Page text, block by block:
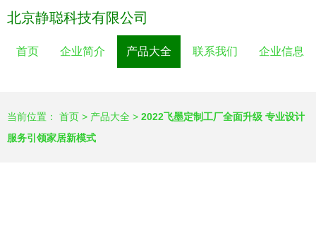
北京静聪科技有限公司
首页 企业简介 产品大全 联系我们 企业信息
当前位置： 首页 > 产品大全 > 2022飞墨定制工厂全面升级 专业设计
服务引领家居新模式